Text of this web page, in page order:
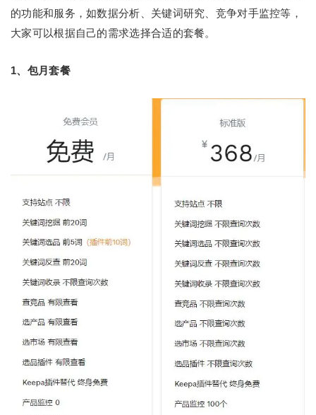
的功能和服务，如数据分析、关键词研究、竞争对手监控等，
大家可以根据自己的需求选择合适的套餐。
1、包月套餐